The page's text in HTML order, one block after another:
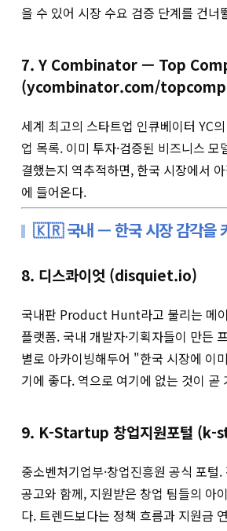
을 수 있어 시장 수요 검증 단계를 건너
7. Y Combinator — Top
(ycombinator.com/
세계 최고의 스타트업 인큐베이터 YC
업 목록. 이미 투자·검증된 비즈니스 모
결했는지 역추적하면, 한국 시장에서
에 들어온다.
🇰🇷 국내 — 한국 시장 감각을
8. 디스콰이엇 (disquiet.io)
국내판 Product Hunt라고 불리는 메
플랫폼. 국내 개발자·기획자들이 만든
별로 아카이빙해두어 "한국 시장에 이
기에 좋다. 역으로 여기에 없는 것이 곧
9. K-Startup 창업지원포털
중소벤처기업부·창업진흥원 공식 포털
공고와 함께, 지원받은 창업 팀들의 아
다. 트렌드보다는 정책 흐름과 지원금